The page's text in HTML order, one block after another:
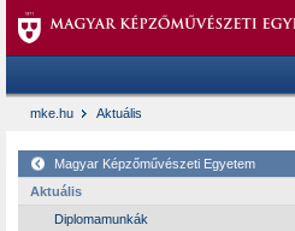
mke.hu Aktuális
Magyar Képzőművészeti Egyetem
Aktuális
Diplomamunkák